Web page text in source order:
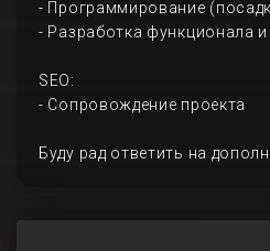
- Программирование
- Разработка функционала и
SEO:
- Сопровождение проекта
Буду рад ответить на